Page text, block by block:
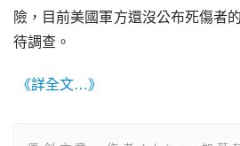
險，目前美國軍方還沒公布死傷者
待調查。
《詳全文…》